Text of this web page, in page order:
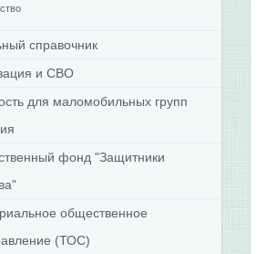
справочник
и СВО
для маломобильных групп
фонд "Защитники
общественное
(ТОС)